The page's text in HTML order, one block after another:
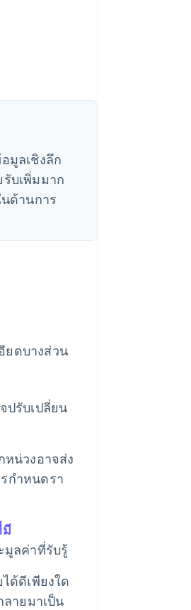
มูลเชิงลึก
บเพิ่มมาก
ด้านการ
ยดบางส่วน
รับเปลี่ยน
น่วงอาจส่ง
กําหนดรา
มี
มูลค่าที่รับรู้
ด้ดีเพียงใด
ายมาเป็น